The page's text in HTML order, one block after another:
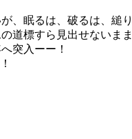
眠るは、破るは、縋
道標すら見出せないま
突入ーー！